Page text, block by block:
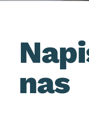
nas